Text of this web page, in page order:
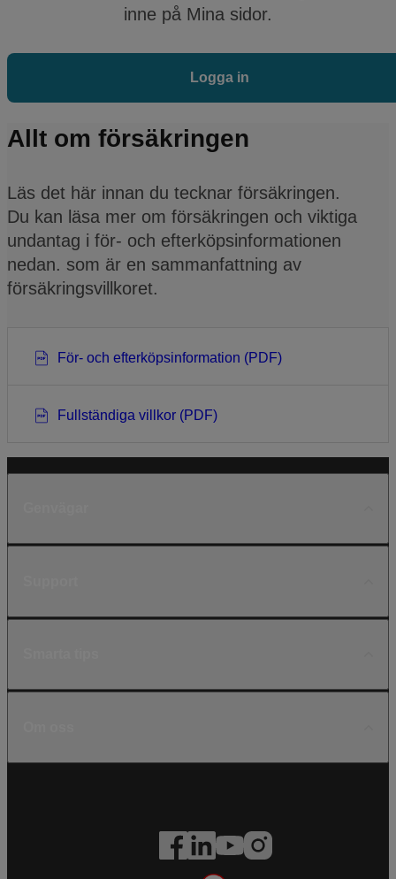
inne på Mina sidor.
Logga in
Allt om försäkringen
Läs det här innan du tecknar försäkringen.
Du kan läsa mer om försäkringen och viktiga
undantag i för- och efterköpsinformationen
nedan. som är en sammanfattning av
försäkringsvillkoret.
För- och efterköpsinformation (PDF)
Fullständiga villkor (PDF)